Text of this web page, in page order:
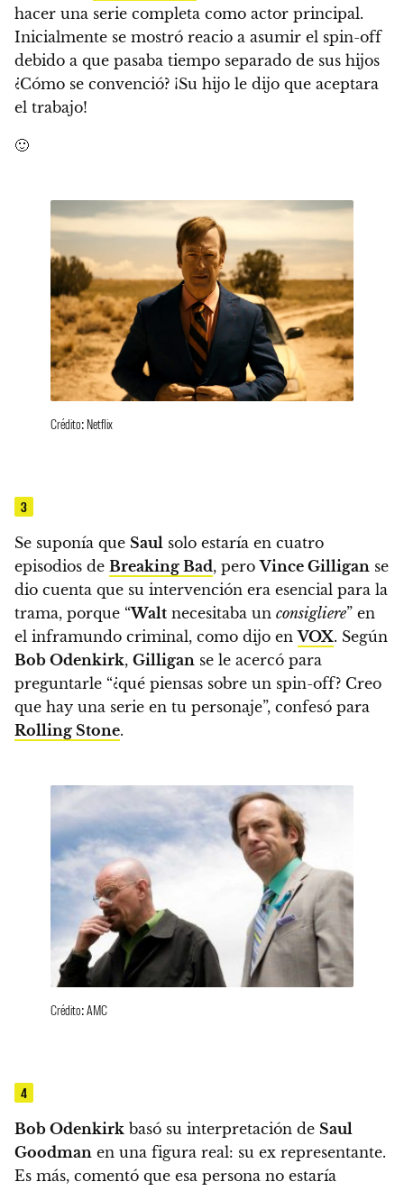
hacer una serie completa como actor principal.
Inicialmente se mostró reacio a asumir el spin-off
debido a que pasaba tiempo separado de sus hijos
¿Cómo se convenció? ¡Su hijo le dijo que aceptara
el trabajo!
🙂
Crédito: Netflix
3
Se suponía que Saul solo estaría en cuatro
episodios de Breaking Bad, peroVince Gilligan se
dio cuenta que su intervención era esencial para la
trama, porque “Walt necesitaba un consigliere” en
el inframundo criminal, como dijo enVOX. Según
Bob Odenkirk, Gilligan se le acercó para
preguntarle “¿qué piensas sobre un spin-off? Creo
que hay una serie en tu personaje”, confesó para
Rolling Stone.
Crédito: AMC
4
Bob Odenkirk basó su interpretación de Saul
Goodman en una figura real: su ex representante.
Es más, comentó que esa persona no estaría